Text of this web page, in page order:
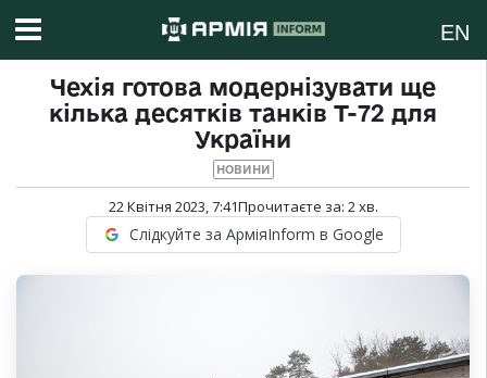
EN
Чехія готова модернізувати ще
кілька десятків танків Т-72 для
України
НОВИНИ
22 Квітня 2023, 7:41Прочитаєте за: 2хв.
Слідкуйте за АрміяInform в Google